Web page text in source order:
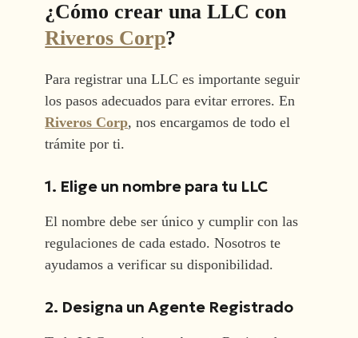
¿Cómo crear una LLC con
Riveros Corp?
Para registrar una LLC es importante seguir
los pasos adecuados para evitar errores. En
Riveros Corp, nos encargamos de todo el
trámite por ti.
1. Elige un nombre para tu LLC
El nombre debe ser único y cumplir con las
regulaciones de cada estado. Nosotros te
ayudamos a verificar su disponibilidad.
2. Designa un Agente Registrado